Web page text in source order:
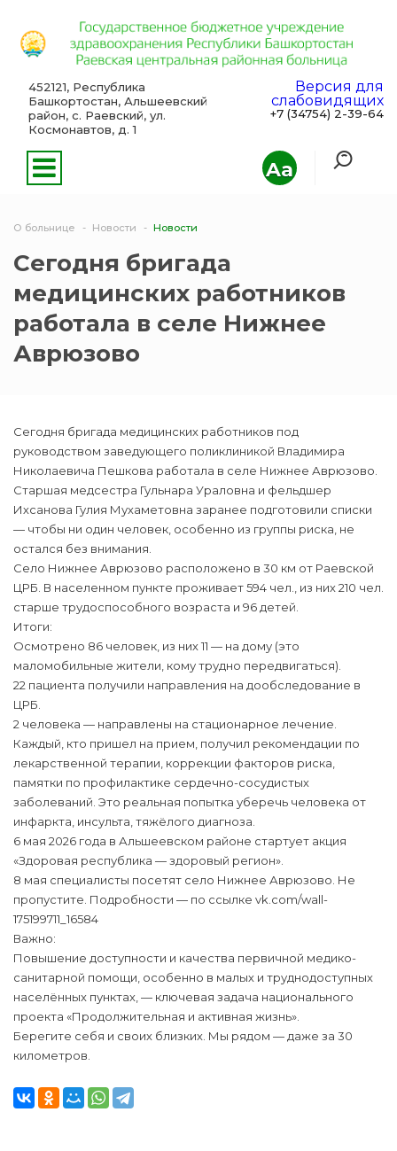
Aa
452121, Республика
Башкортостан, Альшеевский
район, с. Раевский, ул.
Космонавтов, д. 1
Версия для
слабовидящих
+7 (34754) 2-39-64
О больнице Новости Новости
Сегодня бригада
медицинских работников
работала в селе Нижнее
Аврюзово
Сегодня бригада медицинских работников под
руководством заведующего поликлиникой Владимира
Николаевича Пешкова работала в селе Нижнее Аврюзово.
Старшая медсестра Гульнара Ураловна и фельдшер
Ихсанова Гулия Мухаметовна заранее подготовили списки
— чтобы ни один человек, особенно из группы риска, не
остался без внимания.
Село Нижнее Аврюзово расположено в 30 км от Раевской
ЦРБ. В населенном пункте проживает 594 чел., из них 210 чел.
старше трудоспособного возраста и 96 детей.
Итоги:
Осмотрено 86 человек, из них 11 — на дому (это
маломобильные жители, кому трудно передвигаться).
22 пациента получили направления на дообследование в
ЦРБ.
2 человека — направлены на стационарное лечение.
Каждый, кто пришел на прием, получил рекомендации по
лекарственной терапии, коррекции факторов риска,
памятки по профилактике сердечно-сосудистых
заболеваний. Это реальная попытка уберечь человека от
инфаркта, инсульта, тяжёлого диагноза.
6 мая 2026 года в Альшеевском районе стартует акция
«Здоровая республика — здоровый регион».
8 мая специалисты посетят село Нижнее Аврюзово. Не
пропустите. Подробности — по ссылке vk.com/wall-
175199711_16584
Важно:
Повышение доступности и качества первичной медико-
санитарной помощи, особенно в малых и труднодоступных
населённых пунктах, — ключевая задача национального
проекта «Продолжительная и активная жизнь».
Берегите себя и своих близких. Мы рядом — даже за 30
километров.